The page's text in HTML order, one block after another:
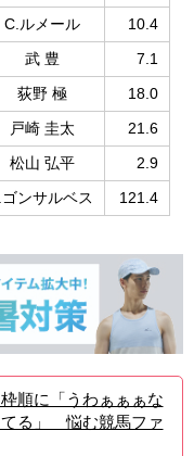
C.ルメール
10.4
武 豊
7.1
荻野 極 18.0
戸崎 圭太
21.6
松山 弘平
2.9
ゴンサルベス 121.4
順に「うわぁぁぁな
てる」 悩む競馬ファ